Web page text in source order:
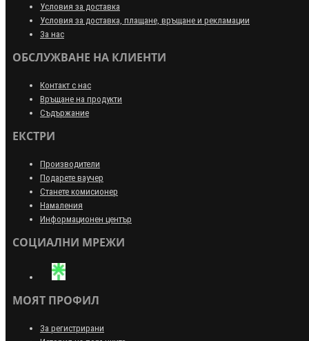
Условия за доставка
Условия за доставка, плащане, връщане и рекламации
За нас
ОБСЛУЖВАНЕ НА КЛИЕНТИ
Контакт с нас
Връщане на продукти
Съдържание
ЕКСТРИ
Производители
Подарете ваучер
Станете комисионер
Намаления
Информационен център
СОЦИАЛНИ МРЕЖИ
МОЯТ ПРОФИЛ
За регистрирани